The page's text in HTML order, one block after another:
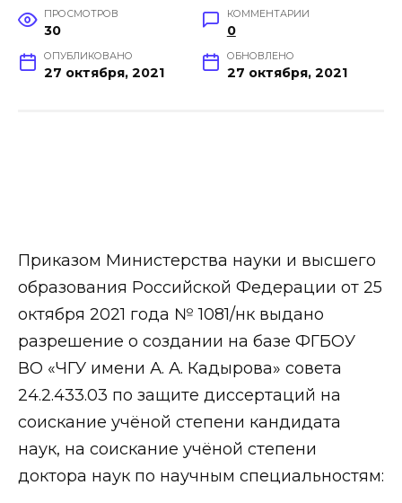
ПРОСМОТРОВ
30
КОММЕНТАРИИ
0
ОПУБЛИКОВАНО
27 октября, 2021
ОБНОВЛЕНО
27 октября, 2021
Приказом Министерства науки и высшего
образования Российской Федерации от 25
октября 2021 года № 1081/нк выдано
разрешение о создании на базе ФГБОУ
ВО «ЧГУ имени А. А. Кадырова» совета
24.2.433.03 по защите диссертаций на
соискание учёной степени кандидата
наук, на соискание учёной степени
доктора наук по научным специальностям: